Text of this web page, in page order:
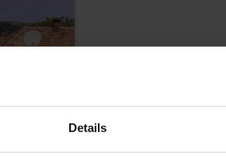
Details